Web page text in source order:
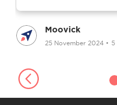
Moovick
25 November 2024 • 5